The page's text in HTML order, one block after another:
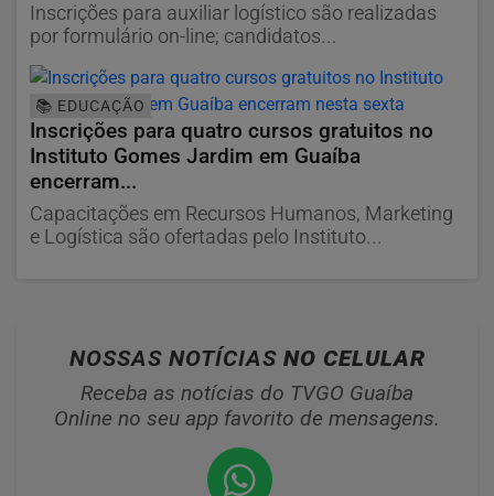
Inscrições para auxiliar logístico são realizadas
por formulário on-line; candidatos...
📚 EDUCAÇÃO
Inscrições para quatro cursos gratuitos no
Instituto Gomes Jardim em Guaíba
encerram...
Capacitações em Recursos Humanos, Marketing
e Logística são ofertadas pelo Instituto...
NOSSAS NOTÍCIAS NO CELULAR
Receba as notícias do TVGO Guaíba
Online no seu app favorito de mensagens.